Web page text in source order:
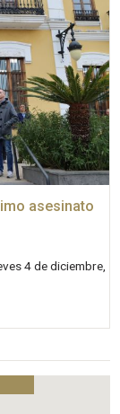
asesinato
4 de diciembre,